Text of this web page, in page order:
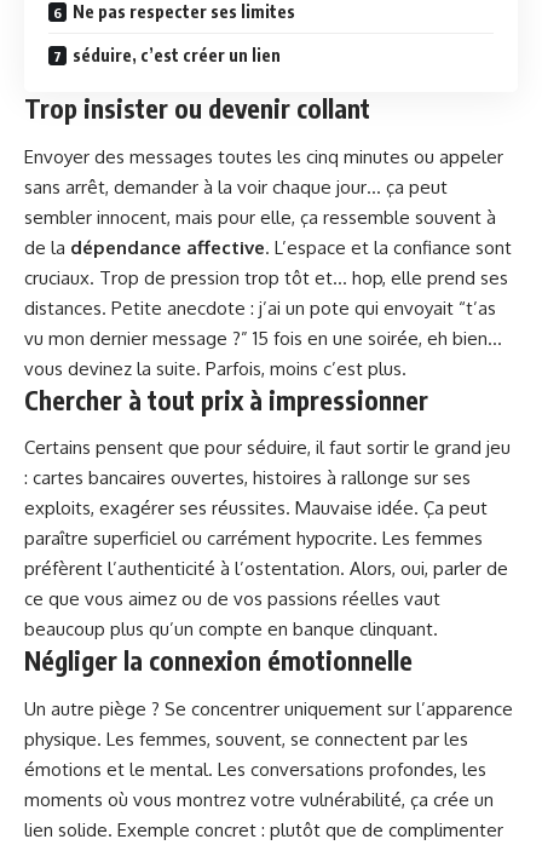
Ne pas respecter ses limites
séduire, c’est créer un lien
Trop insister ou devenir collant
Envoyer des messages toutes les cinq minutes ou appeler
sans arrêt, demander à la voir chaque jour… ça peut
sembler innocent, mais pour elle, ça ressemble souvent à
de la dépendance affective. L’espace et la confiance sont
cruciaux. Trop de pression trop tôt et… hop, elle prend ses
distances. Petite anecdote : j’ai un pote qui envoyait “t’as
vu mon dernier message ?” 15 fois en une soirée, eh bien…
vous devinez la suite. Parfois, moins c’est plus.
Chercher à tout prix à impressionner
Certains pensent que pour séduire, il faut sortir le grand jeu
: cartes bancaires ouvertes, histoires à rallonge sur ses
exploits, exagérer ses réussites. Mauvaise idée. Ça peut
paraître superficiel ou carrément hypocrite. Les femmes
préfèrent l’authenticité à l’ostentation. Alors, oui, parler de
ce que vous aimez ou de vos passions réelles vaut
beaucoup plus qu’un compte en banque clinquant.
Négliger la connexion émotionnelle
Un autre piège ? Se concentrer uniquement sur l’apparence
physique. Les femmes, souvent, se connectent par les
émotions et le mental. Les conversations profondes, les
moments où vous montrez votre vulnérabilité, ça crée un
lien solide. Exemple concret : plutôt que de complimenter